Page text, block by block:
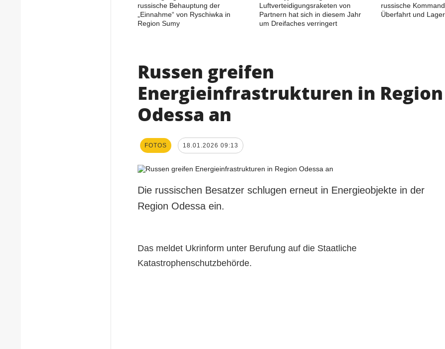
russische Behauptung der
„Einnahme“ von Ryschiwka in
Region Sumy
Luftverteidigungsraketen von
Partnern hat sich in diesem Jahr
um Dreifaches verringert
russische
Überfahrt und Lager
Russen greifen
Energieinfrastrukturen in Region
Odessa an
FOTOS 18.01.2026 09:13
Die russischen Besatzer schlugen erneut in Energieobjekte in der
Region Odessa ein.
Das meldet Ukrinform unter Berufung auf die Staatliche
Katastrophenschutzbehörde.